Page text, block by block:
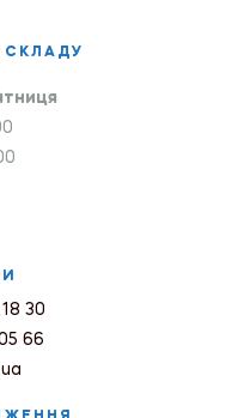
СКЛАДУ
30
66